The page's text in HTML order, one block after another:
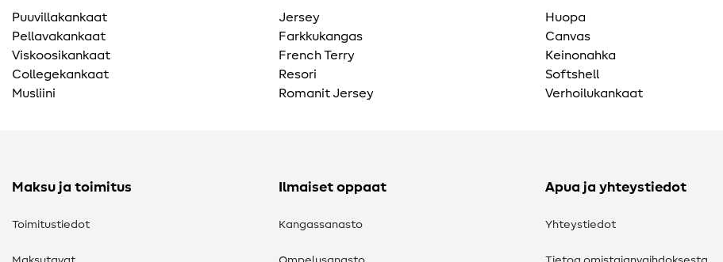
Puuvillakankaat
Pellavakankaat
Viskoosikankaat
Collegekankaat
Musliini
Jersey
Farkkukangas
French Terry
Resori
Romanit Jersey
Huopa
Canvas
Keinonahka
Softshell
Verhoilukankaat
Maksu ja toimitus
Toimitustiedot
Ilmaiset oppaat
Kangassanasto
Apua ja yhteystiedot
Yhteystiedot